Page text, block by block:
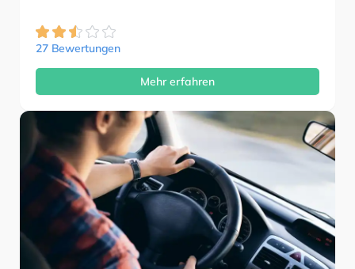
27 Bewertungen
Mehr erfahren